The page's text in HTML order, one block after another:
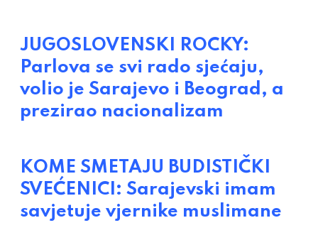
JUGOSLOVENSKI ROCKY:
Parlova se svi rado sjećaju,
volio je Sarajevo i Beograd, a
prezirao nacionalizam
KOME SMETAJU BUDISTIČKI
SVEĆENICI: Sarajevski imam
savjetuje vjernike muslimane